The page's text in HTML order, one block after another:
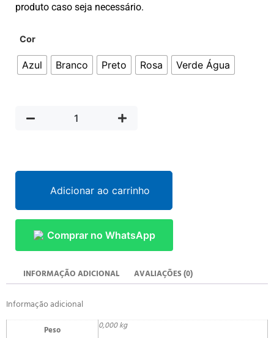
produto caso seja necessário.
Cor
Azul Branco Preto Rosa Verde Água
Adicionar ao carrinho
Comprar no WhatsApp
INFORMAÇÃO ADICIONAL AVALIAÇÕES (0)
Informação adicional
Peso 0,000 kg